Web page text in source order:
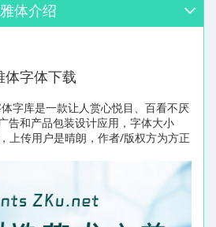
体介绍
体字体下载
字库是一款让人赏心悦目、百看不厌
告和产品包装设计应用，字体大小
上传用户是晴朗，作者/版权方为方正